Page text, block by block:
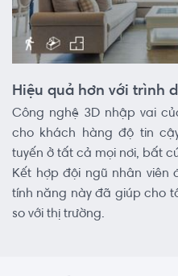
Hiệu quả hơn với trình
Công nghệ 3D nhập vai
cho khách hàng độ tin
tuyến ở tất cả mọi nơi, bất
Kết hợp đội ngũ nhân viên
tính năng này đã giúp cho
so với thị trường.